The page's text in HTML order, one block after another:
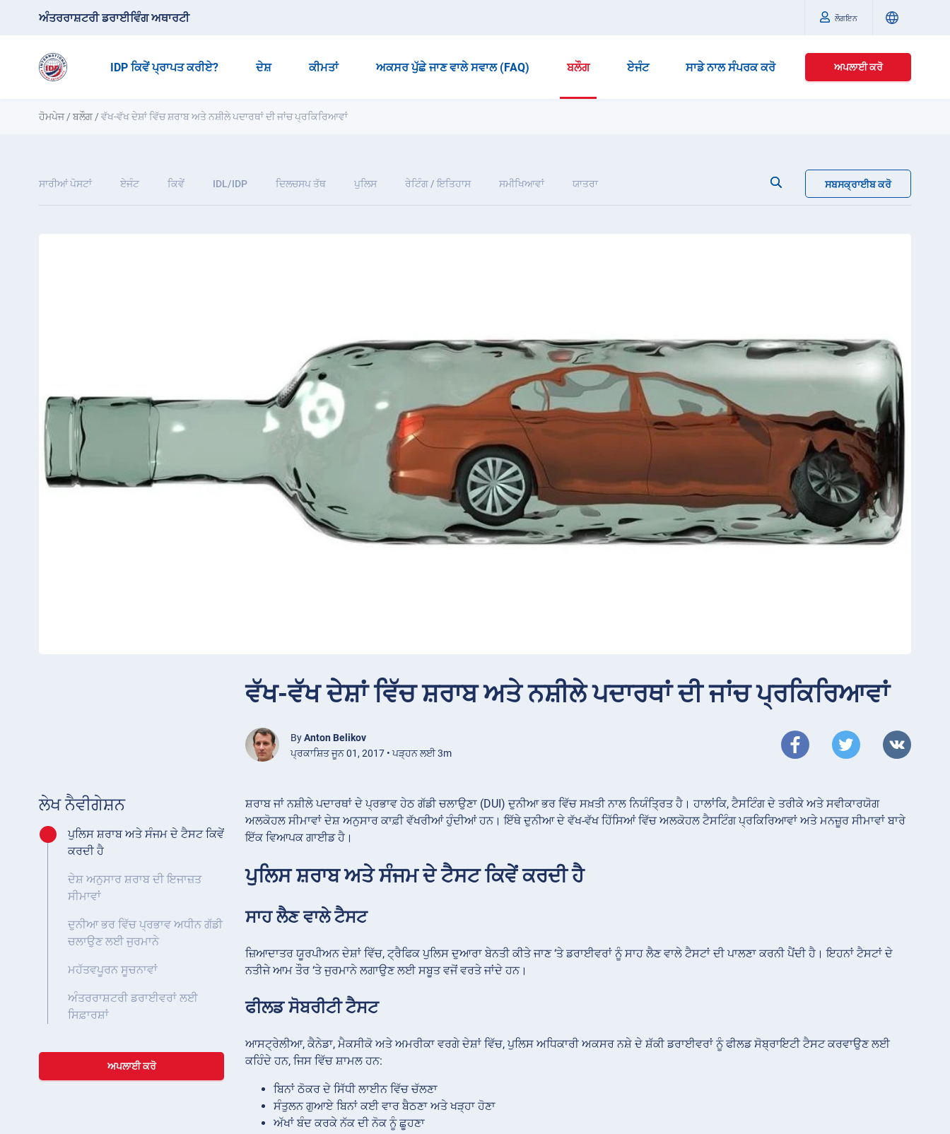
ਅੰਤਰਰਾਸ਼ਟਰੀ ਡਰਾਈਵਿੰਗ ਅਥਾਰਟੀ ਲੌਗਇਨ
IDP ਕਿਵੇਂ ਪ੍ਰਾਪਤ ਕਰੀਏ? ਦੇਸ਼ ਕੀਮਤਾਂ ਅਕਸਰ ਪੁੱਛੇ ਜਾਣ ਵਾਲੇ ਸਵਾਲ (FAQ) ਬਲੌਗ ਏਜੰਟ ਸਾਡੇ ਨਾਲ ਸੰਪਰਕ ਕਰੋ ਅਪਲਾਈ ਕਰੋ
ਹੋਮਪੇਜ/ਬਲੌਗ /ਵੱਖ-ਵੱਖ ਦੇਸ਼ਾਂ ਵਿੱਚ ਸ਼ਰਾਬ ਅਤੇ ਨਸ਼ੀਲੇ ਪਦਾਰਥਾਂ ਦੀ ਜਾਂਚ ਪ੍ਰਕਿਰਿਆਵਾਂ
ਸਾਰੀਆਂ ਪੋਸਟਾਂ ਏਜੰਟ ਕਿਵੇਂ IDL/IDP ਦਿਲਚਸਪ ਤੱਥ ਪੁਲਿਸ ਰੇਟਿੰਗ / ਇਤਿਹਾਸ ਸਮੀਖਿਆਵਾਂ ਯਾਤਰਾ ਸਬਸਕ੍ਰਾਈਬ ਕਰੋ
ਵੱਖ-ਵੱਖ ਦੇਸ਼ਾਂ ਵਿੱਚ ਸ਼ਰਾਬ ਅਤੇ ਨਸ਼ੀਲੇ ਪਦਾਰਥਾਂ ਦੀ ਜਾਂਚ ਪ੍ਰਕਿਰਿਆਵਾਂ
ByAnton Belikov
ਪ੍ਰਕਾਸ਼ਿਤ ਜੂਨ 01, 2017 • ਪੜ੍ਹਨ ਲਈ 3m
ਲੇਖ ਨੈਵੀਗੇਸ਼ਨ
ਪੁਲਿਸ ਸ਼ਰਾਬ ਅਤੇ ਸੰਜਮ ਦੇ ਟੈਸਟ ਕਿਵੇਂ
ਕਰਦੀ ਹੈ
ਦੇਸ਼ ਅਨੁਸਾਰ ਸ਼ਰਾਬ ਦੀ ਇਜਾਜ਼ਤ
ਸੀਮਾਵਾਂ
ਦੁਨੀਆ ਭਰ ਵਿੱਚ ਪ੍ਰਭਾਵ ਅਧੀਨ ਗੱਡੀ
ਚਲਾਉਣ ਲਈ ਜੁਰਮਾਨੇ
ਮਹੱਤਵਪੂਰਨ ਸੂਚਨਾਵਾਂ
ਅੰਤਰਰਾਸ਼ਟਰੀ ਡਰਾਈਵਰਾਂ ਲਈ
ਸਿਫ਼ਾਰਸ਼ਾਂ
ਅਪਲਾਈ ਕਰੋ
ਸ਼ਰਾਬ ਜਾਂ ਨਸ਼ੀਲੇ ਪਦਾਰਥਾਂ ਦੇ ਪ੍ਰਭਾਵ ਹੇਠ ਗੱਡੀ ਚਲਾਉਣਾ (DUI) ਦੁਨੀਆ ਭਰ ਵਿੱਚ ਸਖ਼ਤੀ ਨਾਲ ਨਿਯੰਤ੍ਰਿਤ ਹੈ। ਹਾਲਾਂਕਿ, ਟੈਸਟਿੰਗ ਦੇ ਤਰੀਕੇ ਅਤੇ ਸਵੀਕਾਰਯੋਗ
ਅਲਕੋਹਲ ਸੀਮਾਵਾਂ ਦੇਸ਼ ਅਨੁਸਾਰ ਕਾਫ਼ੀ ਵੱਖਰੀਆਂ ਹੁੰਦੀਆਂ ਹਨ। ਇੱਥੇ ਦੁਨੀਆ ਦੇ ਵੱਖ-ਵੱਖ ਹਿੱਸਿਆਂ ਵਿੱਚ ਅਲਕੋਹਲ ਟੈਸਟਿੰਗ ਪ੍ਰਕਿਰਿਆਵਾਂ ਅਤੇ ਮਨਜ਼ੂਰ ਸੀਮਾਵਾਂ ਬਾਰੇ
ਇੱਕ ਵਿਆਪਕ ਗਾਈਡ ਹੈ।
ਪੁਲਿਸ ਸ਼ਰਾਬ ਅਤੇ ਸੰਜਮ ਦੇ ਟੈਸਟ ਕਿਵੇਂ ਕਰਦੀ ਹੈ
ਸਾਹ ਲੈਣ ਵਾਲੇ ਟੈਸਟ
ਜ਼ਿਆਦਾਤਰ ਯੂਰਪੀਅਨ ਦੇਸ਼ਾਂ ਵਿੱਚ, ਟ੍ਰੈਫਿਕ ਪੁਲਿਸ ਦੁਆਰਾ ਬੇਨਤੀ ਕੀਤੇ ਜਾਣ ‘ਤੇ ਡਰਾਈਵਰਾਂ ਨੂੰ ਸਾਹ ਲੈਣ ਵਾਲੇ ਟੈਸਟਾਂ ਦੀ ਪਾਲਣਾ ਕਰਨੀ ਪੈਂਦੀ ਹੈ। ਇਹਨਾਂ ਟੈਸਟਾਂ ਦੇ
ਨਤੀਜੇ ਆਮ ਤੌਰ ‘ਤੇ ਜੁਰਮਾਨੇ ਲਗਾਉਣ ਲਈ ਸਬੂਤ ਵਜੋਂ ਵਰਤੇ ਜਾਂਦੇ ਹਨ।
ਫੀਲਡ ਸੋਬਰੀਟੀ ਟੈਸਟ
ਆਸਟ੍ਰੇਲੀਆ, ਕੈਨੇਡਾ, ਮੈਕਸੀਕੋ ਅਤੇ ਅਮਰੀਕਾ ਵਰਗੇ ਦੇਸ਼ਾਂ ਵਿੱਚ, ਪੁਲਿਸ ਅਧਿਕਾਰੀ ਅਕਸਰ ਨਸ਼ੇ ਦੇ ਸ਼ੱਕੀ ਡਰਾਈਵਰਾਂ ਨੂੰ ਫੀਲਡ ਸੋਬ੍ਰਾਇਟੀ ਟੈਸਟ ਕਰਵਾਉਣ ਲਈ
ਕਹਿੰਦੇ ਹਨ, ਜਿਸ ਵਿੱਚ ਸ਼ਾਮਲ ਹਨ:
ਬਿਨਾਂ ਠੋਕਰ ਦੇ ਸਿੱਧੀ ਲਾਈਨ ਵਿੱਚ ਚੱਲਣਾ
ਸੰਤੁਲਨ ਗੁਆਏ ਬਿਨਾਂ ਕਈ ਵਾਰ ਬੈਠਣਾ ਅਤੇ ਖੜ੍ਹਾ ਹੋਣਾ
ਅੱਖਾਂ ਬੰਦ ਕਰਕੇ ਨੱਕ ਦੀ ਨੋਕ ਨੂੰ ਛੂਹਣਾ